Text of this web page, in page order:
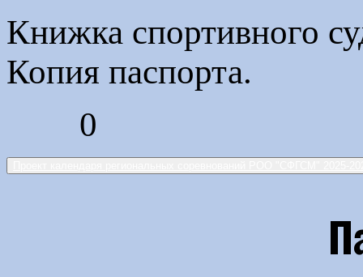
Книжка спортивного
Копия паспорта.
0